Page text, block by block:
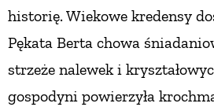
historię. Wiekowe kredensy
Pękata Berta chowa
strzeże nalewek i
gospodyni powierzyła
CIASTA I
DODATKI